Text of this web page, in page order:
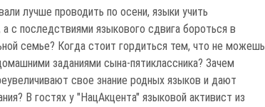
лучше проводить по осени, языки учить
с последствиями языкового сдвига бороться в
семье? Когда стоит гордиться тем, что не можешь
заданиями сына-пятиклассника? Зачем
свое знание родных языков и дают
В гостях у "НацАкцента" языковой активист из